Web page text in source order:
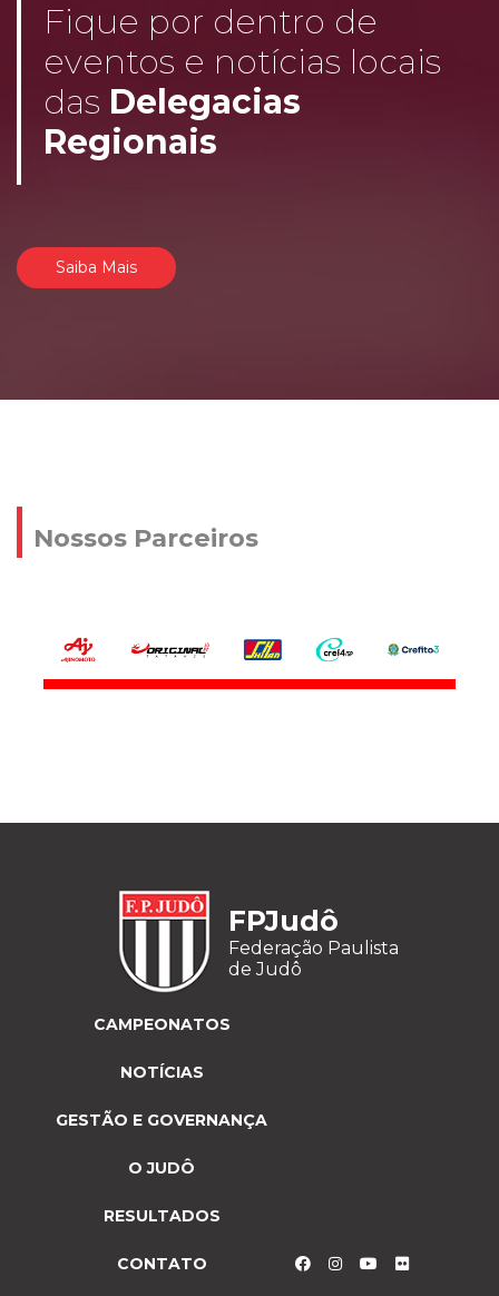
Fique por dentro de
eventos e notícias locais
das Delegacias
Regionais
Saiba Mais
Nossos Parceiros
FPJudô
Federação Paulista
de Judô
CAMPEONATOS
NOTÍCIAS
GESTÃO E GOVERNANÇA
O JUDÔ
RESULTADOS
CONTATO